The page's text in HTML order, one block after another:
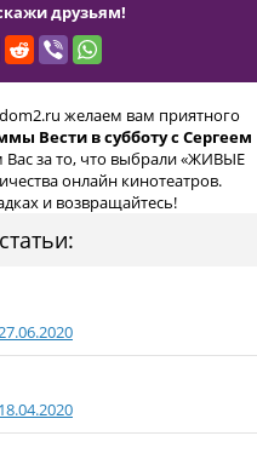
друзьям!
желаем вам приятного
Вести в субботу с Сергеем
за то, что выбрали «ЖИВЫЕ
онлайн кинотеатров.
и возвращайтесь!